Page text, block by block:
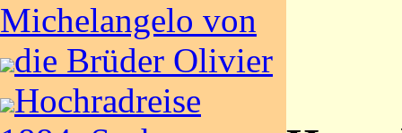
Michelangelo von
die Brüder Olivier
Hochradreise